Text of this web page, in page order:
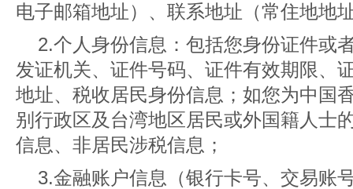
电子邮箱地址）、联系地址（常住地地
2.个人身份信息：包括您身份证件或
发证机关、证件号码、证件有效期限、
地址、税收居民身份信息；如您为中国
别行政区及台湾地区居民或外国籍人士
信息、非居民涉税信息；
3.金融账户信息（银行卡号、交易账